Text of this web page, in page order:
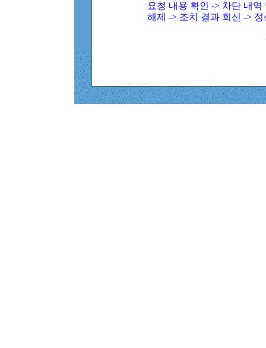
요청 내용 확인 -> 차단 내
해제 -> 조치 결과 회신 ->